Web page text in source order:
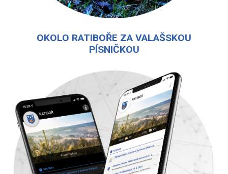
OKOLO RATIBOŘE ZA VALAŠSKOU
PÍSNIČKOU